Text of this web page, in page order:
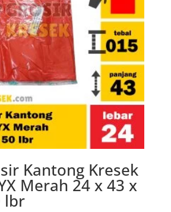
Kantong Kresek
Merah 24 x 43 x
lbr